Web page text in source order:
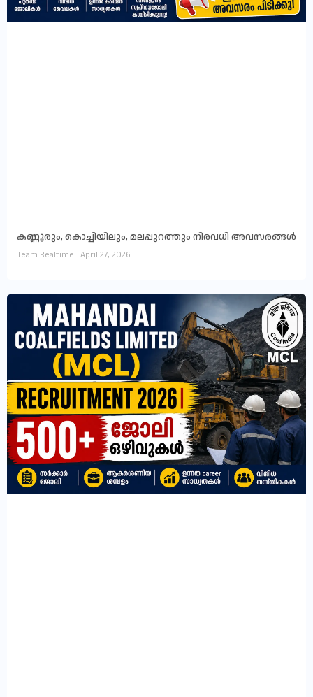
കണ്ണൂരും, കൊച്ചിയിലും, മലപ്പുറത്തും നിരവധി അവസരങ്ങൾ
Team Realtime April 27, 2026